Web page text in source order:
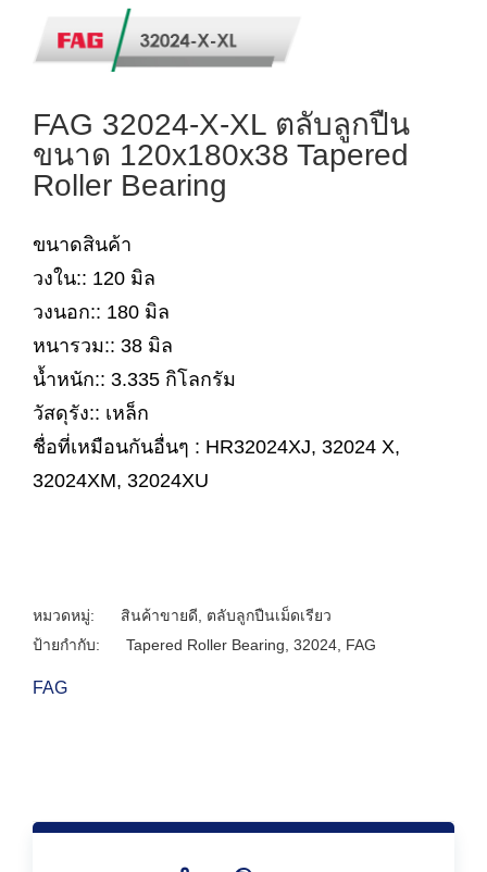
FAG 32024-X-XL ตลับลูกปืน
ขนาด 120x180x38 Tapered
Roller Bearing
ขนาดสินค้า
วงใน:: 120 มิล
วงนอก:: 180 มิล
หนารวม:: 38 มิล
น้ำหนัก:: 3.335 กิโลกรัม
วัสดุรัง:: เหล็ก
ชื่อที่เหมือนกันอื่นๆ : HR32024XJ, 32024 X,
32024XM, 32024XU
หมวดหมู่: สินค้าขายดี
ตลับลูกปืนเม็ดเรียว
ป้ายกำกับ:
Tapered Roller Bearing 32024 FAG
FAG